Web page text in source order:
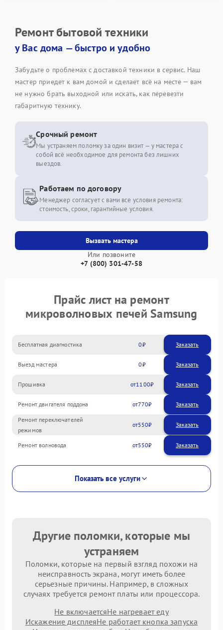
Ремонт бытовой техники
у Вас дома — быстро и удобно
Забудьте о проблемах с доставкой техники в сервис. Наш
мастер приедет к вам домой и сделает всё на месте — вам
не нужно брать выходной или искать, как перевезти
габаритную технику.
Вызвать мастера
Или позвоните
+7 (800) 301-47-58
Срочный ремонт
Мы устраняем поломку за один визит — у мастера с
собой всё необходимое для ремонта без лишних
выездов.
Работаем по договору
Менеджер согласует с вами все условия ремонта:
стоимость, сроки, гарантийные условия.
Прайс лист на ремонт
микроволновых печей Samsung
Бесплатная диагностика 0 Заказать
Выезд мастера 0 Заказать
Прошивка 1100
Ремонт двигателя поддона 770
Ремонт переключателей
режимов
550
Ремонт волновода 550
Показать все услуги
Другие поломки, которые мы
устраняем
Поломки, которые на первый взгляд похожи на
неисправность экрана, могут иметь более
серьезные причины. Например, в сложных
случаях требуется ремонт платы или процессора.
Не включаетсяНе нагревает еду
Искажение дисплеяНе работает кнопка запуска